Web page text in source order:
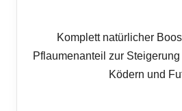
Komplett natürlicher
Pflaumenanteil zur
Ködern und